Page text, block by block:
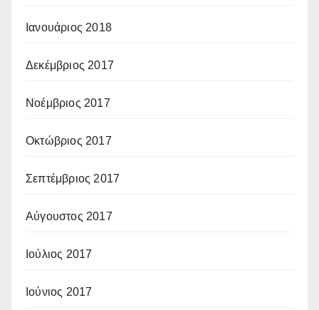
Ιανουάριος 2018
Δεκέμβριος 2017
Νοέμβριος 2017
Οκτώβριος 2017
Σεπτέμβριος 2017
Αύγουστος 2017
Ιούλιος 2017
Ιούνιος 2017